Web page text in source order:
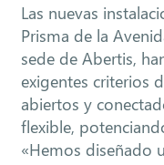
Las nuevas
Prisma de la
sede de Abertis,
exigentes criterios
abiertos y
flexible,
«Hemos diseñado